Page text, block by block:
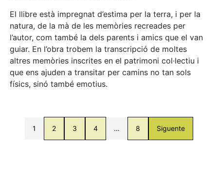
El llibre està impregnat d’estima per la terra, i per la
natura, de la mà de les memòries recreades per
l’autor, com també la dels parents i amics que el van
guiar. En l’obra trobem la transcripció de moltes
altres memòries inscrites en el patrimoni col·lectiu i
que ens ajuden a transitar per camins no tan sols
físics, sinó també emotius.
1 2 3 4 … 8 Siguente